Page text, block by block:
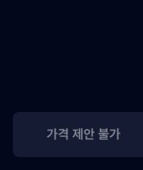
가격 제안 불가